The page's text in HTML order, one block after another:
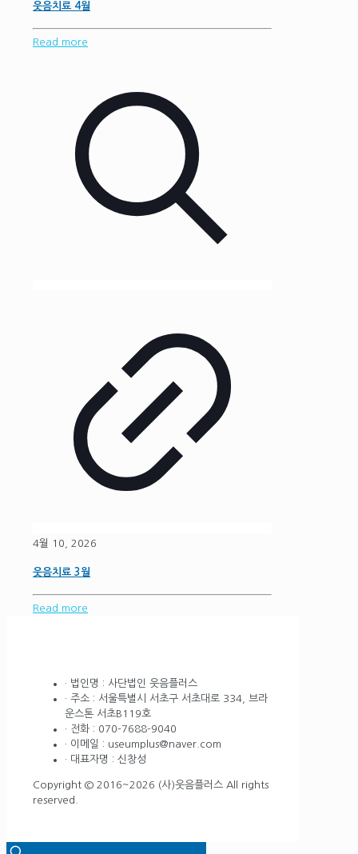
웃음치료 4월
Read more
4월 10, 2026
웃음치료 3월
Read more
· 법인명 : 사단법인 웃음플러스
· 주소 : 서울특별시 서초구 서초대로 334, 브라
운스톤 서초B119호
· 전화 : 070-7688-9040
· 이메일 : useumplus@naver.com
· 대표자명 : 신창성
Copyright © 2016~2026 (사)웃음플러스 All rights
reserved.